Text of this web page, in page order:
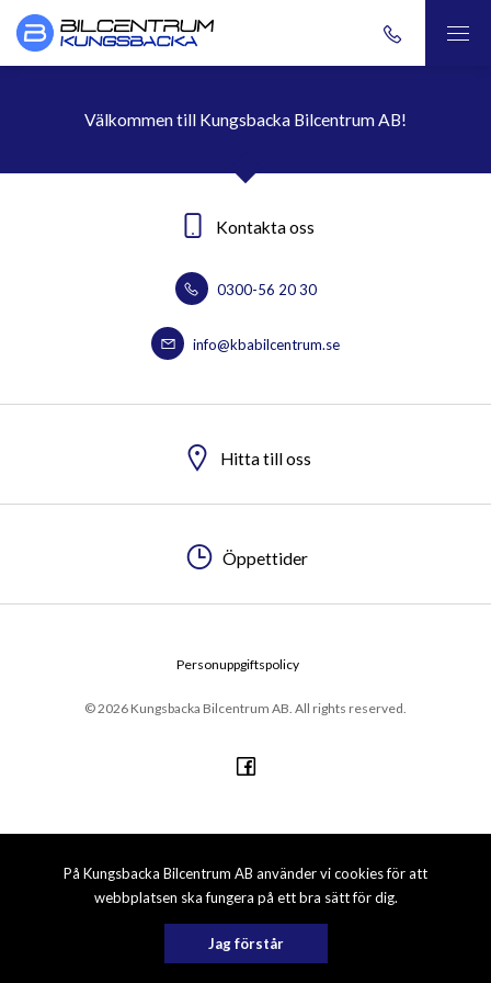
På Kungsbacka Bilcentrum AB använder vi cookies för att
webbplatsen ska fungera på ett bra sätt för dig.
Jag förstår
Välkommen till Kungsbacka Bilcentrum AB!
Kontakta oss
0300-56 20 30
info@kbabilcentrum.se
Hitta till oss
Öppettider
© 2026 Kungsbacka Bilcentrum AB. All rights reserved.
Personuppgiftspolicy